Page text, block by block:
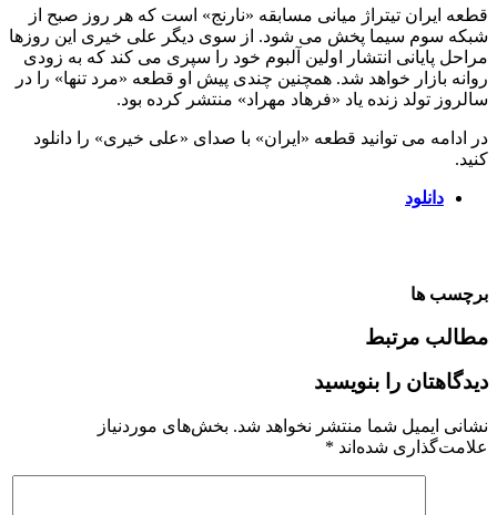
قطعه ایران تیتراژ میانی مسابقه «نارنج» است که هر روز صبح از
شبکه سوم سیما پخش می شود. از سوی دیگر علی خیری این روزها
مراحل پایانی انتشار اولین آلبوم خود را سپری می کند که به زودی
روانه بازار خواهد شد. همچنین چندی پیش او قطعه «مرد تنها» را در
سالروز تولد زنده یاد «فرهاد مهراد» منتشر کرده بود.
در ادامه می توانید قطعه «ایران» با صدای «علی خیری» را دانلود
کنید.
دانلود
برچسب ها
مطالب مرتبط
دیدگاهتان را بنویسید
نشانی ایمیل شما منتشر نخواهد شد. بخش‌های موردنیاز
علامت‌گذاری شده‌اند *